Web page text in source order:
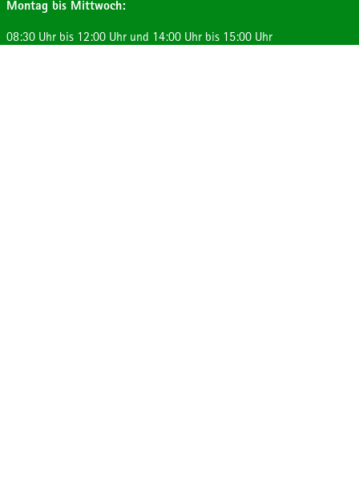
Montag bis Mittwoch:
08:30 Uhr bis 12:00 Uhr und 14:00 Uhr bis 15:00 Uhr